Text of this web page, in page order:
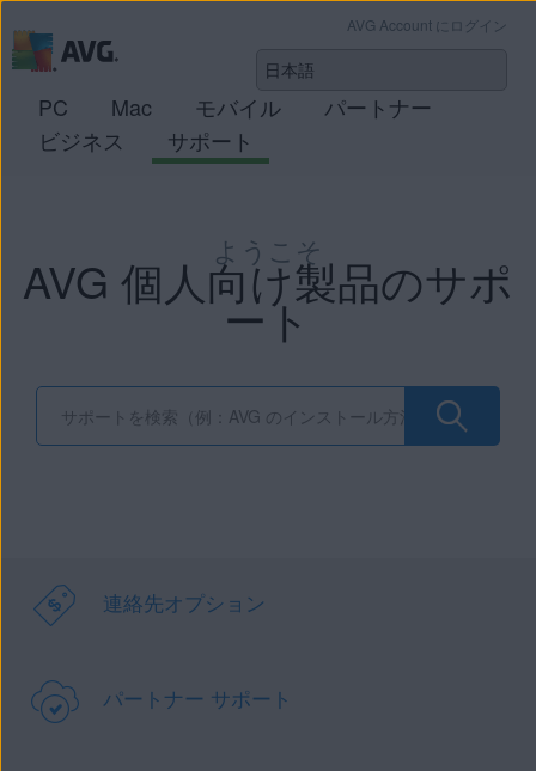
AVG Account にログイン
PC Mac モバイル
パートナー
ビジネス
サポート
ようこそ
AVG 個人向け製品のサポ
ート
連絡先オプション
パートナー サポート